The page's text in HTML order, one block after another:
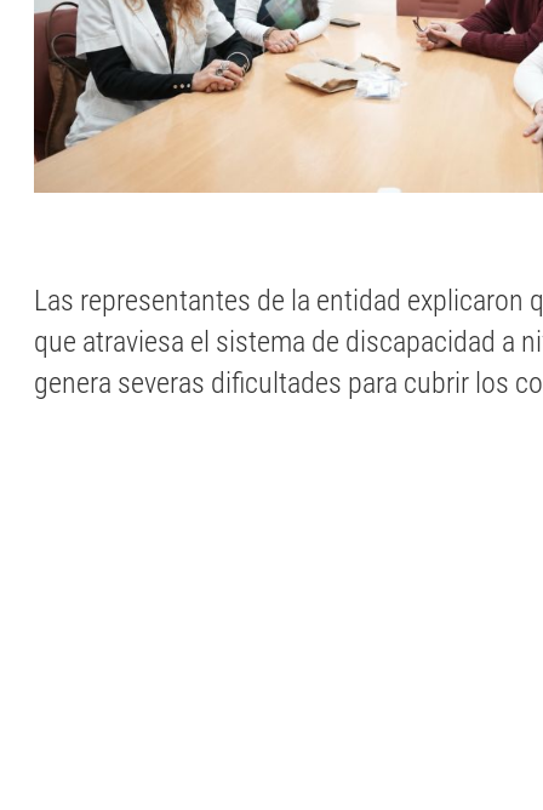
Las representantes de la entidad explicaron
que atraviesa el sistema de discapacidad a
genera severas dificultades para cubrir los